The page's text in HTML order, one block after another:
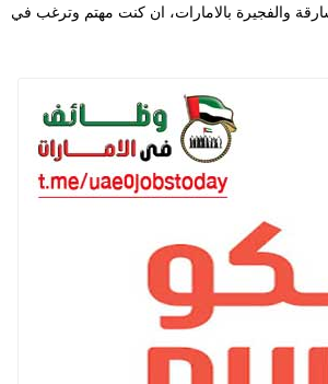
والفجيرة بالامارات، ان كنت مهتم وترغب في